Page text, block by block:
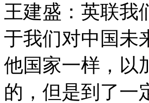
王建盛：英联我
于我们对中国未
他国家一样，以
的，但是到了一